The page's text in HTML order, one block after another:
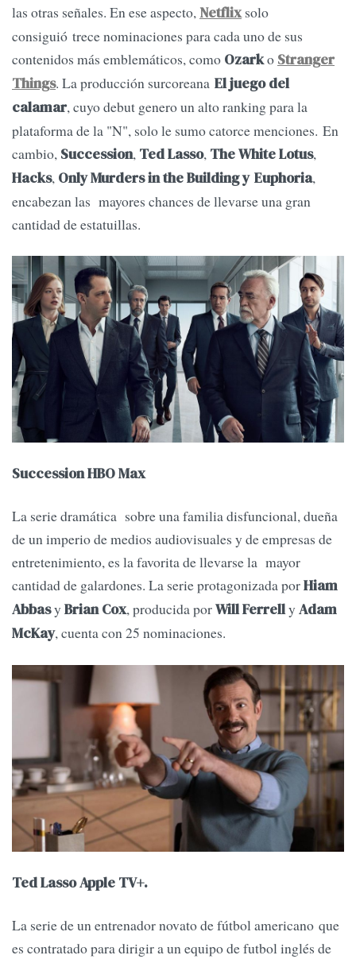
las otras señales. En ese aspecto, Netflix solo
consiguió trece nominaciones para cada uno de sus
contenidos más emblemáticos, como Ozarko Stranger
Things. La producción surcoreana El juego del
calamar, cuyo debut genero un alto ranking para la
plataforma de la "N", solo le sumo catorce menciones. En
cambio, Succession, Ted Lasso, The White Lotus,
Hacks, Only Murders in the Building y Euphoria,
encabezan las mayores chances de llevarse una gran
cantidad de estatuillas.
Succession HBO Max
La serie dramática sobre una familia disfuncional, dueña
de un imperio de medios audiovisuales y de empresas de
entretenimiento, es la favorita de llevarse la mayor
cantidad de galardones. La serie protagonizada porHiam
Abbasy Brian Cox, producida porWill Ferrelly Adam
McKay, cuenta con 25 nominaciones.
Ted Lasso Apple TV+.
La serie de un entrenador novato de fútbol americano que
es contratado para dirigir a un equipo de futbol inglés de